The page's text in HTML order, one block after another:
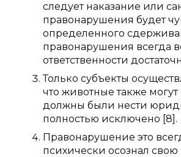
следует наказание или
правонарушения будет
определенного
правонарушения всегда
ответственности
Только субъекты
что животные также
должны были нести
полностью исключено [8].
Правонарушение это
психически осознал